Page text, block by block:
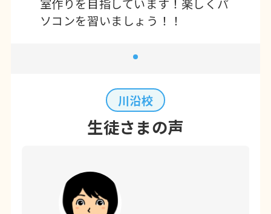
室作りを目指しています！楽しくパ
ソコンを習いましょう！！
川沿校
生徒さまの声